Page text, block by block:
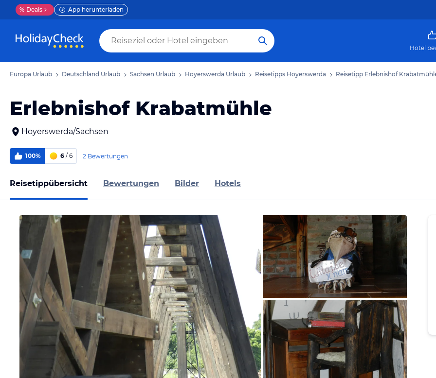
% Deals App herunterladen
Hotel
Europa Urlaub Deutschland Urlaub Sachsen Urlaub Hoyerswerda Urlaub Reisetipps Hoyerswerda Reisetipp Erlebnishof
Erlebnishof Krabatmühle
Hoyerswerda/Sachsen
100% 6 / 6 2 Bewertungen
Reisetippübersicht Bewertungen Bilder Hotels
Bild melden
von Dörte